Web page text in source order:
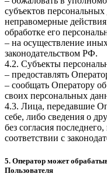
субъектов
неправомерные
обработке его
– на осуществление
законодательством РФ.
4.2. Субъекты
– предоставлять
– сообщать Оператору
своих персональных
4.3. Лица, передавшие
себе, либо сведения о
без согласия
соответствии с
5. Оператор может
Пользователя